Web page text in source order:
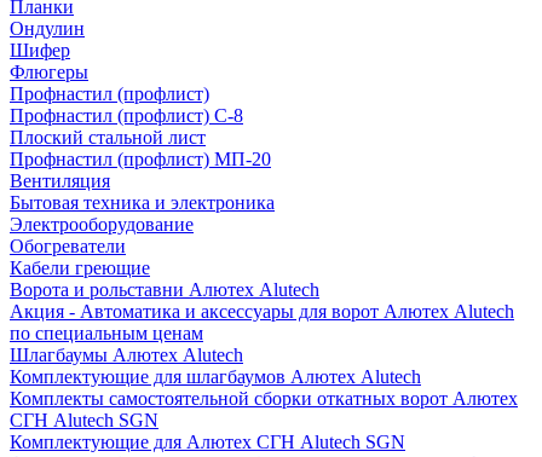
Планки
Ондулин
Шифер
Флюгеры
Профнастил (профлист)
Профнастил (профлист) С-8
Плоский стальной лист
Профнастил (профлист) МП-20
Вентиляция
Бытовая техника и электроника
Электрооборудование
Обогреватели
Кабели греющие
Ворота и рольставни Алютех Alutech
Акция - Автоматика и аксессуары для ворот Алютех Alutech
по специальным ценам
Шлагбаумы Алютех Alutech
Комплектующие для шлагбаумов Алютех Alutech
Комплекты самостоятельной сборки откатных ворот Алютех
СГН Alutech SGN
Комплектующие для Алютех СГН Alutech SGN